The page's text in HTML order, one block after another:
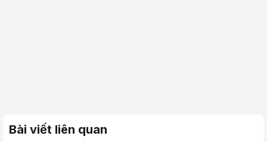
Bài viết liên quan